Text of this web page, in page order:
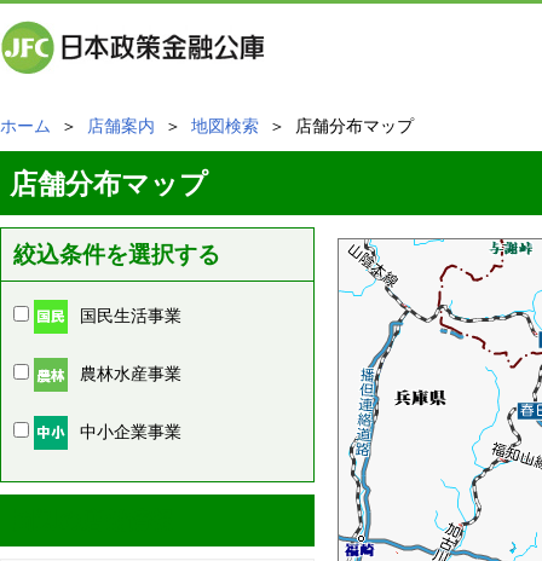
ホーム ＞ 店舗案内 ＞ 地図検索 ＞ 店舗分布マップ
店舗分布マップ
絞込条件を選択する
国民生活事業
農林水産事業
中小企業事業